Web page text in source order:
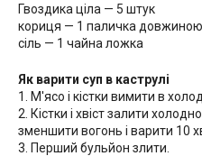
Гвоздика ціла — 5 штук
кориця — 1 паличка довжиною
сіль — 1 чайна ложка
Як варити суп в каструлі
1. М'ясо і кістки вимити в
2. Кістки і хвіст залити
зменшити вогонь і варити 10
3. Перший бульйон злити.